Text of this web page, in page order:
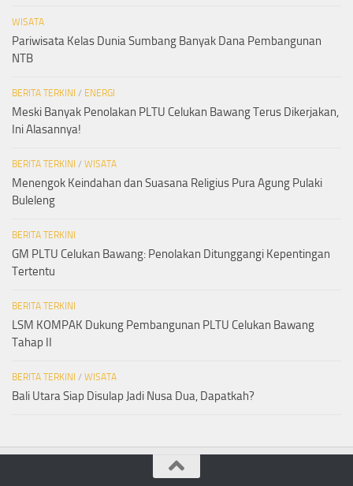
WISATA
Pariwisata Kelas Dunia Sumbang Banyak Dana Pembangunan
NTB
BERITA TERKINI / ENERGI
Meski Banyak Penolakan PLTU Celukan Bawang Terus Dikerjakan,
Ini Alasannya!
BERITA TERKINI / WISATA
Menengok Keindahan dan Suasana Religius Pura Agung Pulaki
Buleleng
BERITA TERKINI
GM PLTU Celukan Bawang: Penolakan Ditunggangi Kepentingan
Tertentu
BERITA TERKINI
LSM KOMPAK Dukung Pembangunan PLTU Celukan Bawang
Tahap II
BERITA TERKINI / WISATA
Bali Utara Siap Disulap Jadi Nusa Dua, Dapatkah?